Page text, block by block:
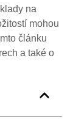
na
mohou
článku
a také o